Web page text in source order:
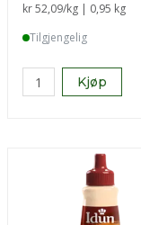
Sammenligning
kr 52,09/kg | 0,95 kg
Tilgjengelig
Kjøp